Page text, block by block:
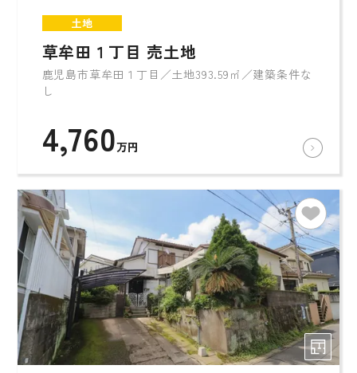
土地
草牟田１丁目 売土地
鹿児島市草牟田１丁目／土地393.59㎡／建築条件な
し
4,760万円